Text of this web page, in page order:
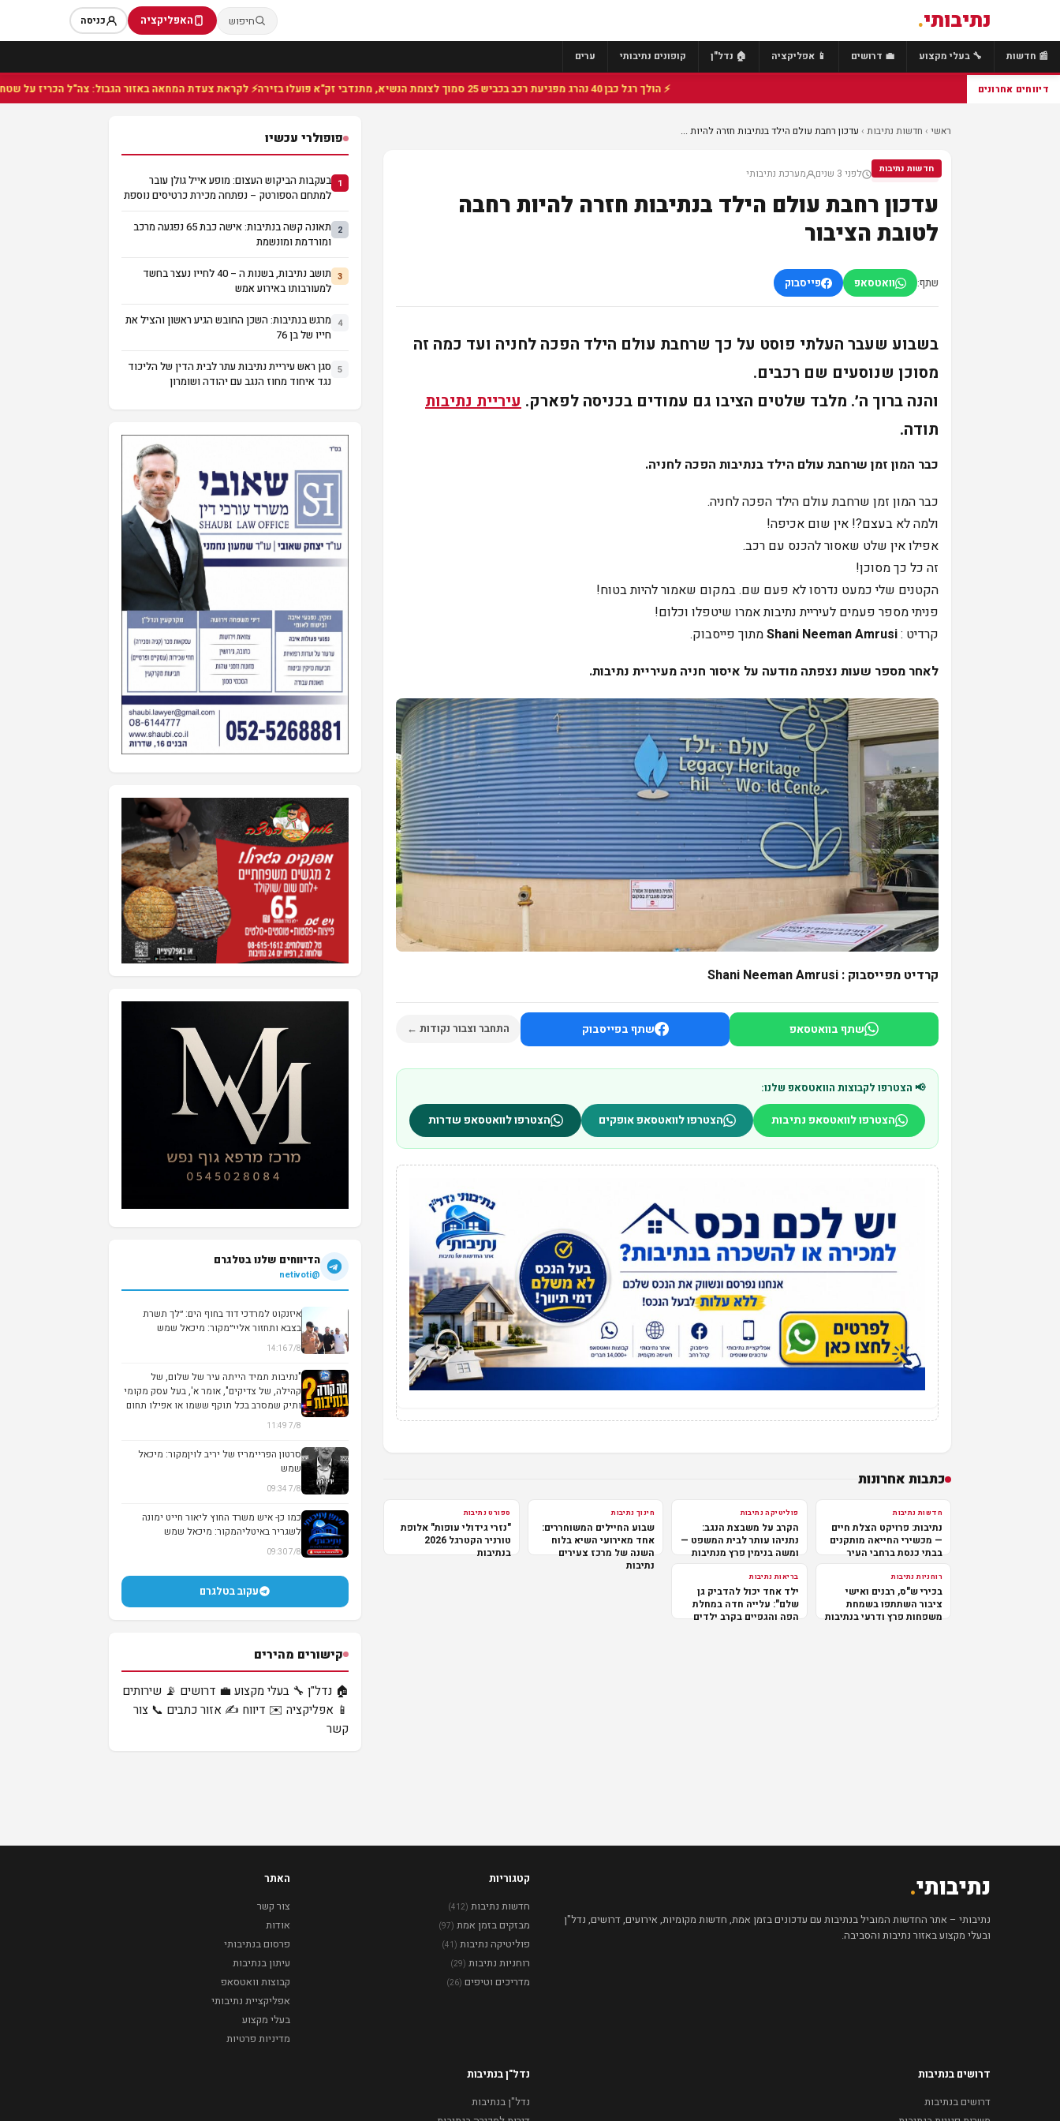
נתיבותי. חיפוש האפליקציה כניסה
📰 חדשות 🔧 בעלי מקצוע 💼 דרושים 📱 אפליקציה 🏠 נדל"ן קופונים נתיבותי ערים
דיווחים אחרונים ⚡ הולך רגל כבן 40 נהרג מפגיעת רכב בכביש 25 סמוך לצומת הנשיא, מתנדבי זק"א פועלו בזירה ⚡ לקראת צעדת המחאה באזור הגבול: צה"ל הכריז על שטח
ראשי › חדשות נתיבות › עדכון רחבת עולם הילד בנתיבות חזרה להיות ...
חדשות נתיבות
חדשות נתיבות לפני 3 שנים מערכת נתיבותי
עדכון רחבת עולם הילד בנתיבות חזרה להיות רחבה
לטובת הציבור
שתף: וואטסאפ פייסבוק
בשבוע שעבר העלתי פוסט על כך שרחבת עולם הילד הפכה לחניה ועד כמה זה
מסוכן שנוסעים שם רכבים.
והנה ברוך ה׳. מלבד שלטים הציבו גם עמודים בכניסה לפארק. עיריית נתיבות
תודה.
כבר המון זמן שרחבת עולם הילד בנתיבות הפכה לחניה.
כבר המון זמן שרחבת עולם הילד הפכה לחניה.
ולמה לא בעצם?! אין שום אכיפה!
אפילו אין שלט שאסור להכנס עם רכב.
זה כל כך מסוכן!
הקטנים שלי כמעט נדרסו לא פעם שם. במקום שאמור להיות בטוח!
פניתי מספר פעמים לעיריית נתיבות אמרו שיטפלו וכלום!
קרדיט :Shani Neeman Amrusiמתוך פייסבוק.
לאחר מספר שעות נצפתה מודעה על איסור חניה מעיריית נתיבות.
קרדיט מפייסבוק : Shani Neeman Amrusi
שתף בוואטסאפ שתף בפייסבוק התחבר וצבור נקודות ←
📢 הצטרפו לקבוצות הוואטסאפ שלנו:
הצטרפו לוואטסאפ נתיבות הצטרפו לוואטסאפ אופקים הצטרפו לוואטסאפ שדרות
כתבות אחרונות
חדשות נתיבות
נתיבות: פרויקט הצלת חיים
— מכשירי החייאה מותקנים
בבתי כנסת ברחבי העיר
פוליטיקה נתיבות
הקרב על משבצת הנגב:
נתניהו עותר לבית המשפט —
ומשה בנימין פרץ מנתיבות
חינוך נתיבות
שבוע החיילים המשוחררים:
אחד מאירועי השיא בלוח
השנה של מרכז צעירים
נתיבות
ספורט נתיבות
"נזרי גידולי עופות" אלופת
טורניר הקטרגל 2026
בנתיבות
רוחניות נתיבות
בכירי ש"ס, רבנים ואישי
ציבור השתתפו בשמחת
משפחות פרץ ודרעי בנתיבות
בריאות נתיבות
ילד אחד יכול להדביק גן
שלם": עלייה חדה במחלת
הפה והגפיים בקרב ילדים
פופולרי עכשיו
1 בעקבות הביקוש העצום: מופע אייל גולן עובר
למתחם הספורטק – נפתחה מכירת כרטיסים נוספת
2
תאונה קשה בנתיבות: אישה כבת 65 נפגעה מרכב
ומורדמת ומונשמת
3
תושב נתיבות, בשנות ה – 40 לחייו נעצר בחשד
למעורבותו באירוע אמש
4 מרגש בנתיבות: השכן החובש הגיע ראשון והציל את
חייו של בן 76
5 סגן ראש עיריית נתיבות עתר לבית הדין של הליכוד
נגד איחוד מחוז הנגב עם יהודה ושומרון
הדיווחים שלנו בטלגרם
@netivoti
איזנקוט למרדכי דוד בחוף הים: ״לך תשרת
בצבא ותחזור אליי״מקור: מיכאל שמש
7/8 14:16
"נתיבות תמיד הייתה עיר של שלום, של
קהילה, של צדיקים", אומר א', בעל עסק מקומי
ותיק שמסרב בכל תוקף ששמו או אפילו תחום
עיסו...
7/8 11:49
סרטון הפריימריז של יריב לויןמקור: מיכאל
שמש
7/8 09:34
כמו כן- איש משרד החוץ ליאור חייט ימונה
לשגריר באיטליהמקור: מיכאל שמש
7/8 09:30
עקוב בטלגרם
קישורים מהירים
🏠 נדל"ן 🔧 בעלי מקצוע 💼 דרושים 📡 שירותים
📱 אפליקציה ✉️ דיווח ✍️ אזור כתבים 📞 צור
קשר
נתיבותי.
נתיבותי – אתר החדשות המוביל בנתיבות עם עדכונים בזמן אמת, חדשות מקומיות, אירועים, דרושים, נדל"ן
ובעלי מקצוע באזור נתיבות והסביבה.
קטגוריות
חדשות נתיבות (412)
מבזקים בזמן אמת (97)
פוליטיקה נתיבות (41)
רוחניות נתיבות (29)
מדריכים וטיפים (26)
האתר
צור קשר
אודות
פרסום בנתיבותי
עיתון בנתיבות
קבוצות וואטסאפ
אפליקציית נתיבותי
בעלי מקצוע
מדיניות פרטיות
דרושים בנתיבות
דרושים בנתיבות
נדל"ן בנתיבות
נדל"ן בנתיבות